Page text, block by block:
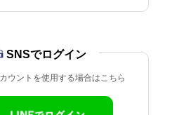
ウントを使用する場合はこちら
SNSでログイン